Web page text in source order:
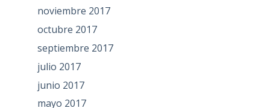
noviembre 2017
octubre 2017
septiembre 2017
julio 2017
junio 2017
mayo 2017